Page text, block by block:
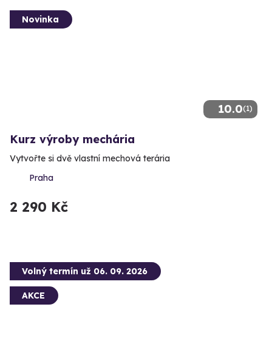
10.0(1)
Novinka
Kurz výroby mechária
Vytvořte si dvě vlastní mechová terária
Praha
2 290 Kč
Volný termín už 06. 09. 2026
AKCE